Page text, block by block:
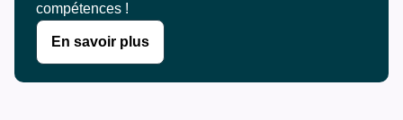
compétences !
En savoir plus